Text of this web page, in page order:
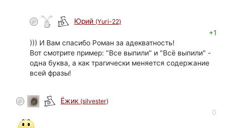
Юрий (Yuri-22)
+1
))) И Вам спасибо Роман за адекватность!
Вот смотрите пример: "Все выпили" и "Всё выпили" -
одна буква, а как трагически меняется содержание
всей фразы!
Ёжик (silvester)
0